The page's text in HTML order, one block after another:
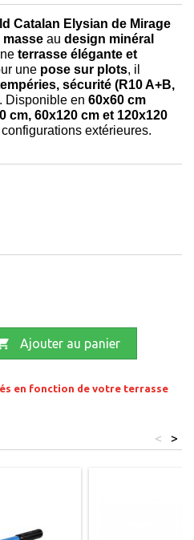
Catalan Elysian de Mirage
masse au design minéral
terrasse élégante et
une pose sur plots, il
sécurité (R10 A+B,
. Disponible en 60x60 cm
cm, 60x120 cm et 120x120
extérieures.
Ajouter au panier
en fonction de votre terrasse
>
<